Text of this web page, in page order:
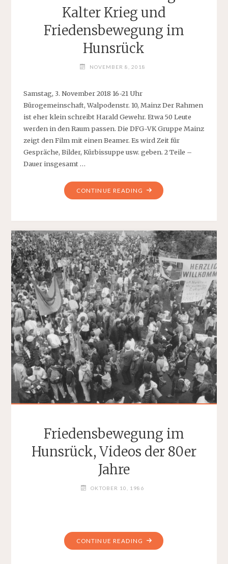
Kalter Krieg und
Friedensbewegung im
Hunsrück
NOVEMBER 8, 2018
Samstag, 3. November 2018 16-21 Uhr
Bürogemeinschaft, Walpodenstr. 10, Mainz Der Rahmen
ist eher klein schreibt Harald Gewehr. Etwa 50 Leute
werden in den Raum passen. Die DFG-VK Gruppe Mainz
zeigt den Film mit einen Beamer. Es wird Zeit für
Gespräche, Bilder, Kürbissuppe usw. geben. 2 Teile –
Dauer insgesamt …
CONTINUE READING "FILM
IN
–
KALTER
KRIEG
UND
FRIEDENSBEWEGUNG
IM
HUNSRÜCK"
Friedensbewegung im
Hunsrück, Videos der 80er
Jahre
OKTOBER 10, 1986
CONTINUE READING "FRIEDENSBEWEGUNG